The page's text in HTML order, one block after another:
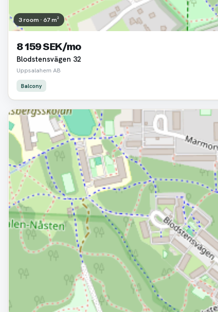
3 room · 67 m²
8 159 SEK/mo
Blodstensvägen 32
Uppsalahem AB
Balcony